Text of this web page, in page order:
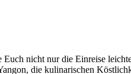
nicht nur die Einreise
die kulinarischen